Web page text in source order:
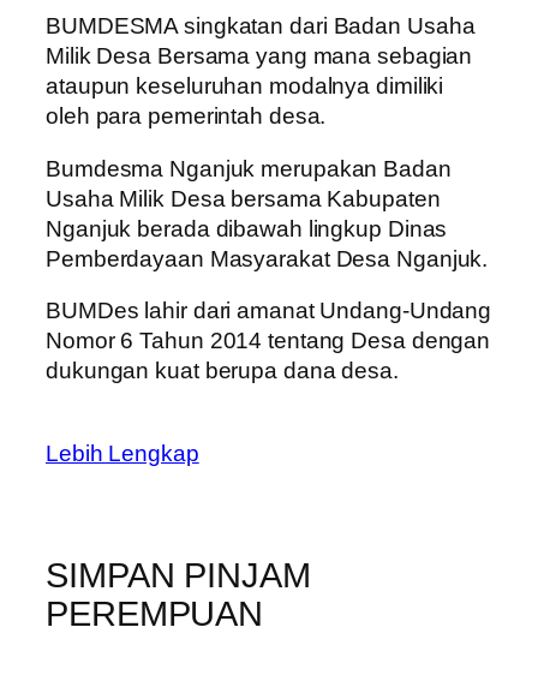
BUMDESMA singkatan dari Badan Usaha
Milik Desa Bersama yang mana sebagian
ataupun keseluruhan modalnya dimiliki
oleh para pemerintah desa.
Bumdesma Nganjuk merupakan Badan
Usaha Milik Desa bersama Kabupaten
Nganjuk berada dibawah lingkup Dinas
Pemberdayaan Masyarakat Desa Nganjuk.
BUMDes lahir dari amanat Undang-Undang
Nomor 6 Tahun 2014 tentang Desa dengan
dukungan kuat berupa dana desa.
Lebih Lengkap
SIMPAN PINJAM
PEREMPUAN